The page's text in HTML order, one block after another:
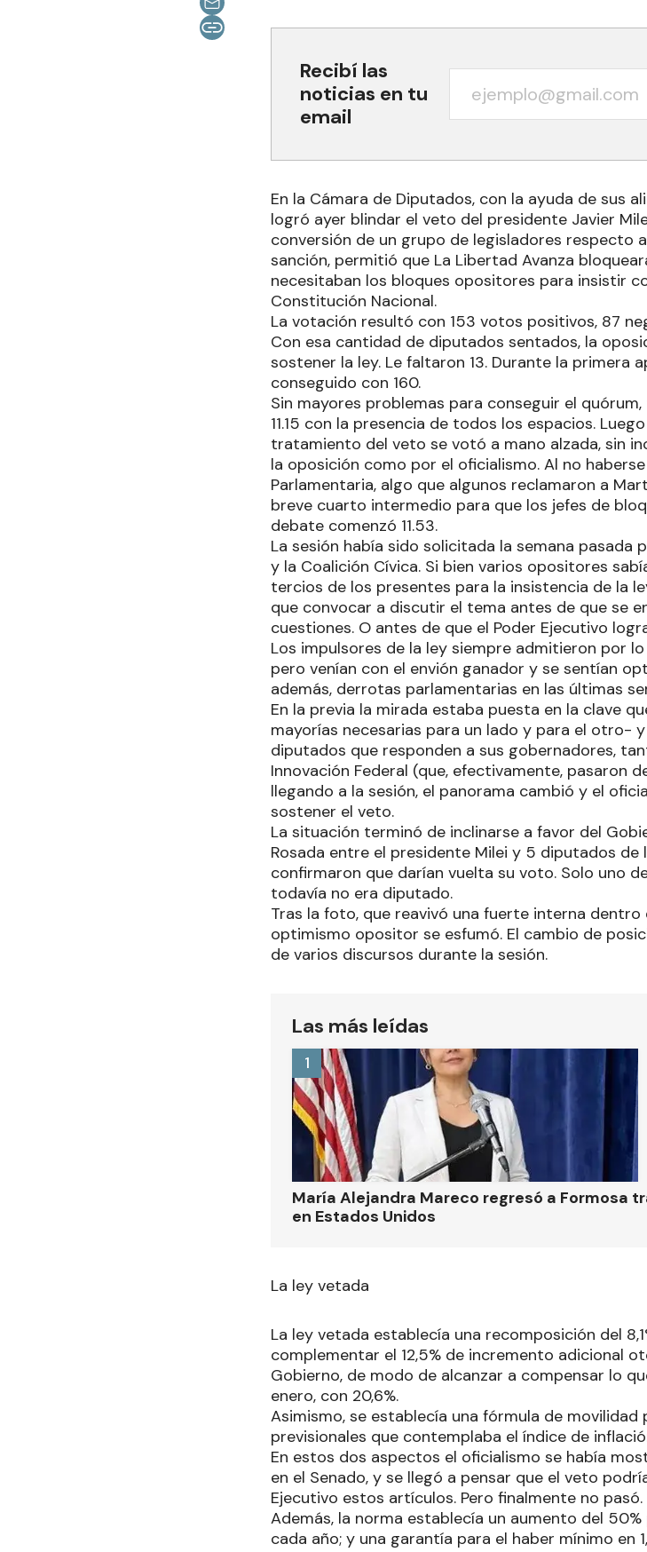
Recibí las
noticias en tu
email
En la Cámara de Diputados, con la ayuda de sus
logró ayer blindar el veto del presidente Javier
conversión de un grupo de legisladores respecto
sanción, permitió que La Libertad Avanza
necesitaban los bloques opositores para insistir
Constitución Nacional.
La votación resultó con 153 votos positivos, 87
Con esa cantidad de diputados sentados, la
sostener la ley. Le faltaron 13. Durante la primera
conseguido con 160.
Sin mayores problemas para conseguir el
11.15 con la presencia de todos los espacios.
tratamiento del veto se votó a mano alzada, sin
la oposición como por el oficialismo. Al no
Parlamentaria, algo que algunos reclamaron a
breve cuarto intermedio para que los jefes de
debate comenzó 11.53.
La sesión había sido solicitada la semana pasada
y la Coalición Cívica. Si bien varios opositores
tercios de los presentes para la insistencia de la
que convocar a discutir el tema antes de que se
cuestiones. O antes de que el Poder Ejecutivo
Los impulsores de la ley siempre admitieron por
pero venían con el envión ganador y se sentían
además, derrotas parlamentarias en las últimas
En la previa la mirada estaba puesta en la clave
mayorías necesarias para un lado y para el otro-
diputados que responden a sus gobernadores,
Innovación Federal (que, efectivamente, pasaron
llegando a la sesión, el panorama cambió y el
sostener el veto.
La situación terminó de inclinarse a favor del
Rosada entre el presidente Milei y 5 diputados de
confirmaron que darían vuelta su voto. Solo uno
todavía no era diputado.
Tras la foto, que reavivó una fuerte interna
optimismo opositor se esfumó. El cambio de
de varios discursos durante la sesión.
Las más leídas
María Alejandra Mareco regresó a Formosa
en Estados Unidos
1
La ley vetada
La ley vetada establecía una recomposición del
complementar el 12,5% de incremento adicional
Gobierno, de modo de alcanzar a compensar lo
enero, con 20,6%.
Asimismo, se establecía una fórmula de
previsionales que contemplaba el índice de
En estos dos aspectos el oficialismo se había
en el Senado, y se llegó a pensar que el veto
Ejecutivo estos artículos. Pero finalmente no pasó.
Además, la norma establecía un aumento del
cada año; y una garantía para el haber mínimo en